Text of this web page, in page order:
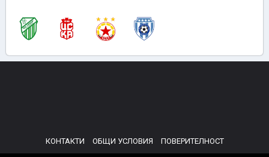
КОНТАКТИ ОБЩИ УСЛОВИЯ ПОВЕРИТЕЛНОСТ